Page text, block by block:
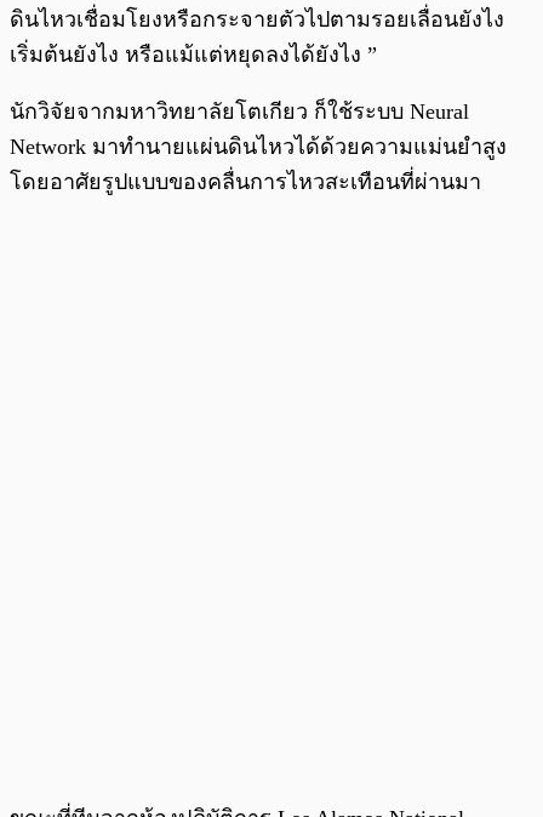
ดินไหวเชื่อมโยงหรือกระจายตัวไปตามรอยเลื่อนยังไง
เริ่มต้นยังไง หรือแม้แต่หยุดลงได้ยังไง ”
นักวิจัยจากมหาวิทยาลัยโตเกียว ก็ใช้ระบบ Neural
Network มาทำนายแผ่นดินไหวได้ด้วยความแม่นยำสูง
โดยอาศัยรูปแบบของคลื่นการไหวสะเทือนที่ผ่านมา